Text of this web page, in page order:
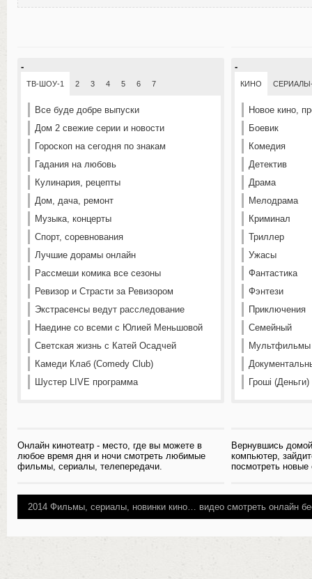
-
ТВ-ШОУ-1 2 3 4 5 6 7
Все буде добре выпуски
Дом 2 свежие серии и новости
Гороскоп на сегодня по знакам
Гадания на любовь
Кулинария, рецепты
Дом, дача, ремонт
Музыка, концерты
Спорт, соревнования
Лучшие дорамы онлайн
Рассмеши комика все сезоны
Ревизор и Страсти за Ревизором
Экстрасенсы ведут расследование
Наедине со всеми с Юлией Меньшовой
Светская жизнь с Катей Осадчей
Камеди Клаб (Comedy Club)
Шустер LIVE программа
Онлайн кинотеатр - место, где вы можете в
любое время дня и ночи смотреть любимые
фильмы, сериалы, телепередачи.
-
КИНО
Новое кино,
Боевик
Комедия
Детектив
Драма
Мелодрама
Криминал
Триллер
Ужасы
Фантастика
Фэнтези
Приключения
Семейный
Мультфильмы
Гроші
Вернувшись
компьютер,
посмотреть
2014 Фильмы, сериалы, новинки кино… видео смотреть онлайн